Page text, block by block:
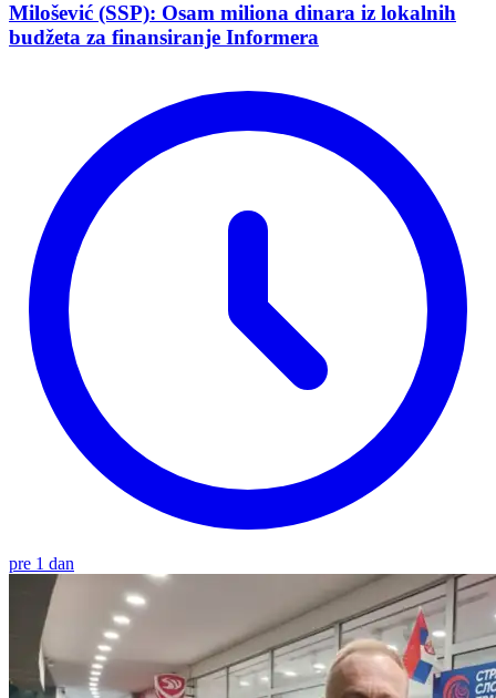
Milošević (SSP): Osam miliona dinara iz lokalnih
budžeta za finansiranje Informera
pre 1 dan